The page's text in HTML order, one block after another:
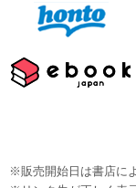
※販売開始日は書店に